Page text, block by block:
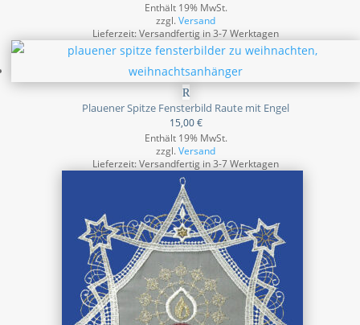
Enthält 19% MwSt.
zzgl.Versand
Lieferzeit: Versandfertig in 3-7 Werktagen
Plauener Spitze Fensterbild Raute mit Engel
15,00€
Enthält 19% MwSt.
zzgl.Versand
Lieferzeit: Versandfertig in 3-7 Werktagen